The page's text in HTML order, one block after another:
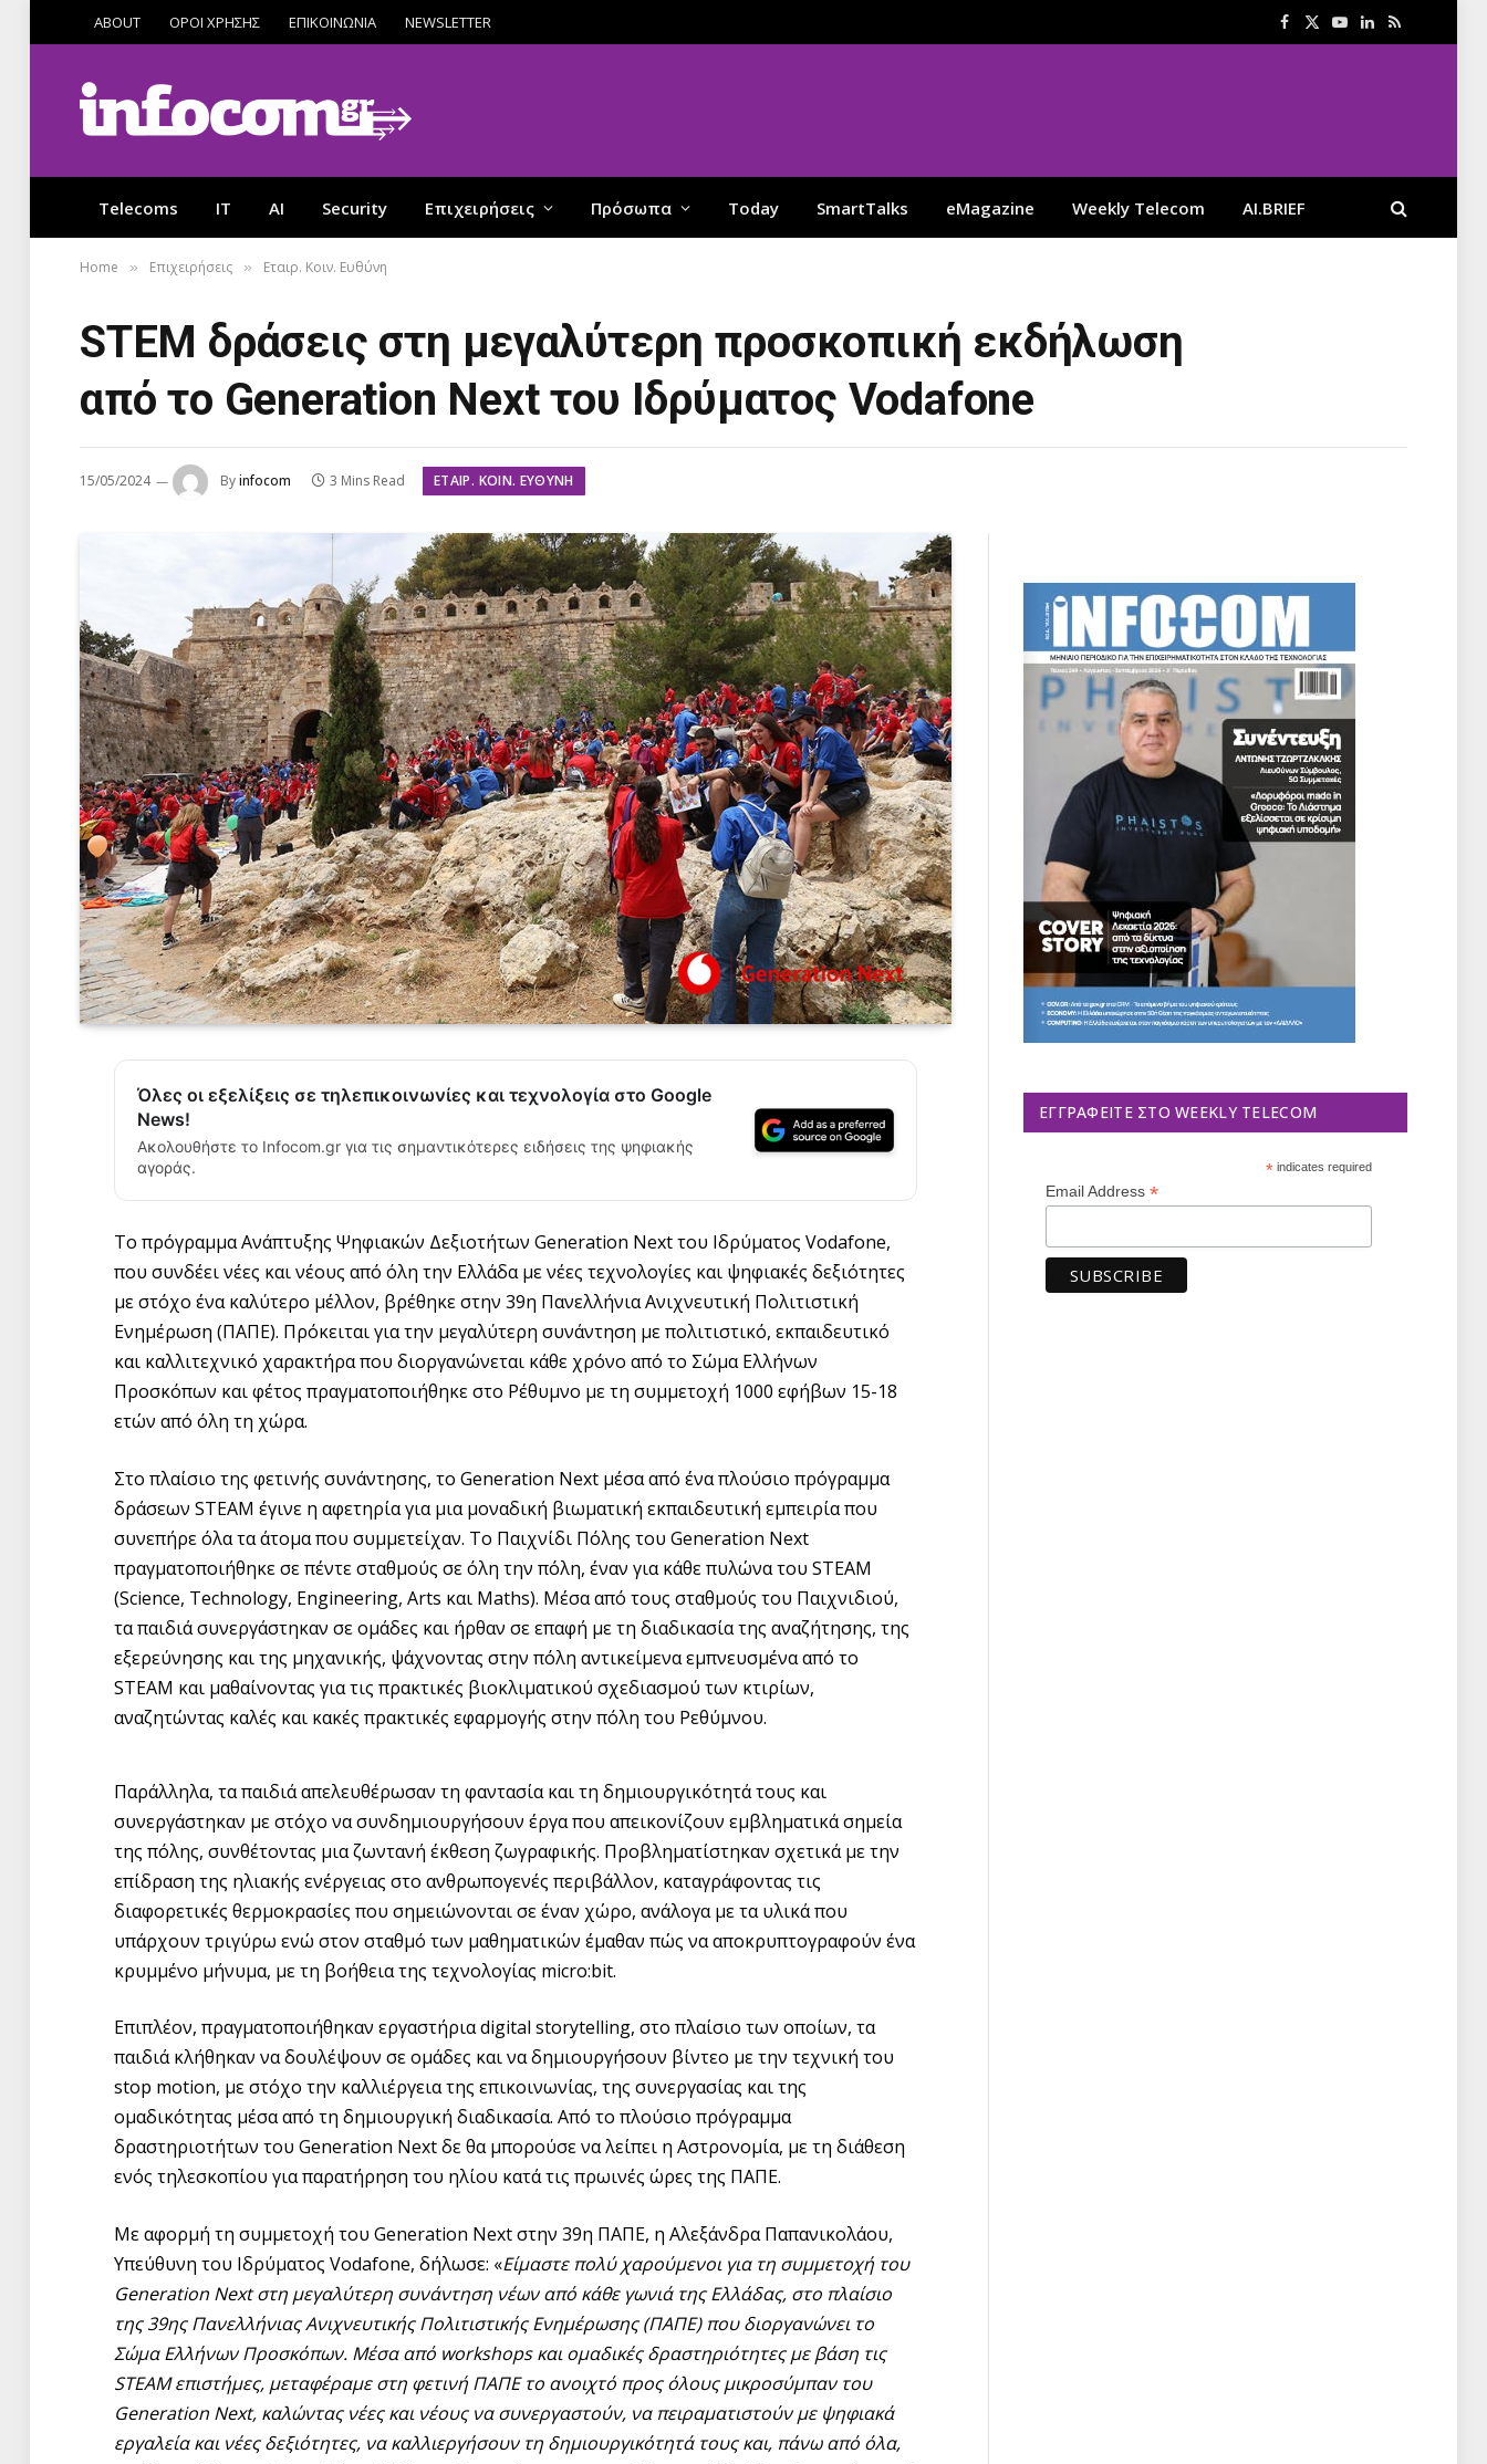
ABOUT ΟΡΟΙ ΧΡΗΣΗΣ ΕΠΙΚΟΙΝΩΝΙΑ NEWSLETTER Facebook
X
YouTube
LinkedIn
RSS
Telecoms IT AI Security Επιχειρήσεις Πρόσωπα Today SmartTalks eMagazine Weekly Telecom AI.BRIEF
Home » Επιχειρήσεις » Εταιρ. Κοιν. Ευθύνη
STEM δράσεις στη μεγαλύτερη προσκοπική εκδήλωση
από το Generation Next του Ιδρύματος Vodafone
15/05/2024 Byinfocom 3 Mins Read ΕΤΑΙΡ. ΚΟΙΝ. ΕΥΘΎΝΗ
Όλες οι εξελίξεις σε τηλεπικοινωνίες και τεχνολογία στο Google
News!
Ακολουθήστε το Infocom.gr για τις σημαντικότερες ειδήσεις της ψηφιακής
αγοράς.
Το πρόγραμμα Ανάπτυξης Ψηφιακών Δεξιοτήτων Generation Next του Ιδρύματος Vodafone,
που συνδέει νέες και νέους από όλη την Ελλάδα με νέες τεχνολογίες και ψηφιακές δεξιότητες
με στόχο ένα καλύτερο μέλλον, βρέθηκε στην 39η Πανελλήνια Ανιχνευτική Πολιτιστική
Ενημέρωση (ΠΑΠΕ). Πρόκειται για την μεγαλύτερη συνάντηση με πολιτιστικό, εκπαιδευτικό
και καλλιτεχνικό χαρακτήρα που διοργανώνεται κάθε χρόνο από το Σώμα Ελλήνων
Προσκόπων και φέτος πραγματοποιήθηκε στο Ρέθυμνο με τη συμμετοχή 1000 εφήβων 15-18
ετών από όλη τη χώρα.
Στο πλαίσιο της φετινής συνάντησης, το Generation Next μέσα από ένα πλούσιο πρόγραμμα
δράσεων STEAM έγινε η αφετηρία για μια μοναδική βιωματική εκπαιδευτική εμπειρία που
συνεπήρε όλα τα άτομα που συμμετείχαν. Το Παιχνίδι Πόλης του Generation Next
πραγματοποιήθηκε σε πέντε σταθμούς σε όλη την πόλη, έναν για κάθε πυλώνα του STEAM
(Science, Technology, Engineering, Arts και Maths). Μέσα από τους σταθμούς του Παιχνιδιού,
τα παιδιά συνεργάστηκαν σε ομάδες και ήρθαν σε επαφή με τη διαδικασία της αναζήτησης, της
εξερεύνησης και της μηχανικής, ψάχνοντας στην πόλη αντικείμενα εμπνευσμένα από το
STEAM και μαθαίνοντας για τις πρακτικές βιοκλιματικού σχεδιασμού των κτιρίων,
αναζητώντας καλές και κακές πρακτικές εφαρμογής στην πόλη του Ρεθύμνου.
Παράλληλα, τα παιδιά απελευθέρωσαν τη φαντασία και τη δημιουργικότητά τους και
συνεργάστηκαν με στόχο να συνδημιουργήσουν έργα που απεικονίζουν εμβληματικά σημεία
της πόλης, συνθέτοντας μια ζωντανή έκθεση ζωγραφικής. Προβληματίστηκαν σχετικά με την
επίδραση της ηλιακής ενέργειας στο ανθρωπογενές περιβάλλον, καταγράφοντας τις
διαφορετικές θερμοκρασίες που σημειώνονται σε έναν χώρο, ανάλογα με τα υλικά που
υπάρχουν τριγύρω ενώ στον σταθμό των μαθηματικών έμαθαν πώς να αποκρυπτογραφούν ένα
κρυμμένο μήνυμα, με τη βοήθεια της τεχνολογίας micro:bit.
Επιπλέον, πραγματοποιήθηκαν εργαστήρια digital storytelling, στο πλαίσιο των οποίων, τα
παιδιά κλήθηκαν να δουλέψουν σε ομάδες και να δημιουργήσουν βίντεο με την τεχνική του
stop motion, με στόχο την καλλιέργεια της επικοινωνίας, της συνεργασίας και της
ομαδικότητας μέσα από τη δημιουργική διαδικασία. Από το πλούσιο πρόγραμμα
δραστηριοτήτων του Generation Next δε θα μπορούσε να λείπει η Αστρονομία, με τη διάθεση
ενός τηλεσκοπίου για παρατήρηση του ηλίου κατά τις πρωινές ώρες της ΠΑΠΕ.
Με αφορμή τη συμμετοχή του Generation Next στην 39η ΠΑΠΕ, η Αλεξάνδρα Παπανικολάου,
Υπεύθυνη του Ιδρύματος Vodafone, δήλωσε: «Είμαστε πολύ χαρούμενοι για τη συμμετοχή του
Generation Nextστη μεγαλύτερη συνάντηση νέων από κάθε γωνιά της Ελλάδας, στο πλαίσιο
της 39ης Πανελλήνιας Ανιχνευτικής Πολιτιστικής Ενημέρωσης (ΠΑΠΕ) που διοργανώνει το
Σώμα Ελλήνων Προσκόπων. Μέσα από workshopsκαι ομαδικές δραστηριότητες με βάση τις
STEAMεπιστήμες, μεταφέραμε στη φετινή ΠΑΠΕ το ανοιχτό προς όλους μικροσύμπαν του
Generation Next, καλώντας νέες και νέους να συνεργαστούν, να πειραματιστούν με ψηφιακά
εργαλεία και νέες δεξιότητες, να καλλιεργήσουν τη δημιουργικότητά τους και, πάνω από όλα,
ΕΓΓΡΑΦΕΊΤΕ ΣΤΟ WEEKLY TELECOM
*indicates required
Email Address *